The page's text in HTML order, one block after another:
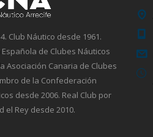
Club Náutico desde 1961.
de Clubes Náuticos
Asociación Canaria de Clubes
de la Confederación
desde 2006. Real Club por
el Rey desde 2010.